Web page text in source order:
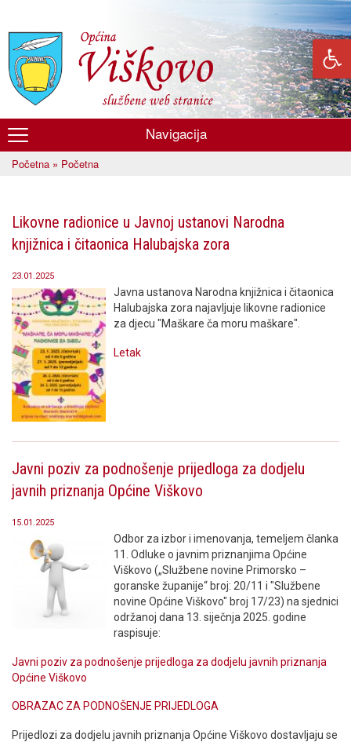
glavni
sadržaj
Općina
Viškovo
Navigacija
Početna » Početna
Likovne radionice u Javnoj ustanovi Narodna
knjižnica i čitaonica Halubajska zora
23.01.2025
Javna ustanova Narodna knjižnica i čitaonica
Halubajska zora najavljuje likovne radionice
za djecu "Maškare ča moru maškare".
Letak
Javni poziv za podnošenje prijedloga za dodjelu
javnih priznanja Općine Viškovo
15.01.2025
Odbor za izbor i imenovanja, temeljem članka
11. Odluke o javnim priznanjima Općine
Viškovo („Službene novine Primorsko –
goranske županije“ broj: 20/11 i "Službene
novine Općine Viškovo" broj 17/23) na sjednici
održanoj dana 13. siječnja 2025. godine
raspisuje:
Javni poziv za podnošenje prijedloga za dodjelu javnih priznanja
Općine Viškovo
OBRAZAC ZA PODNOŠENJE PRIJEDLOGA
Prijedlozi za dodjelu javnih priznanja Općine Viškovo dostavljaju se